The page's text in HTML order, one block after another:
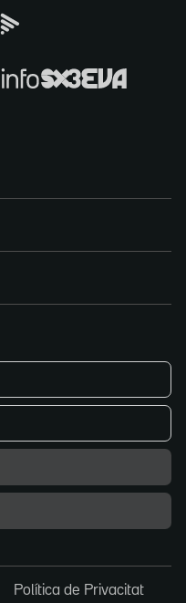
Política de Privacitat